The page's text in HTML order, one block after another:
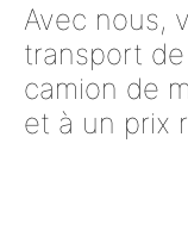
Avec nous,
transport
camion de
et à un prix